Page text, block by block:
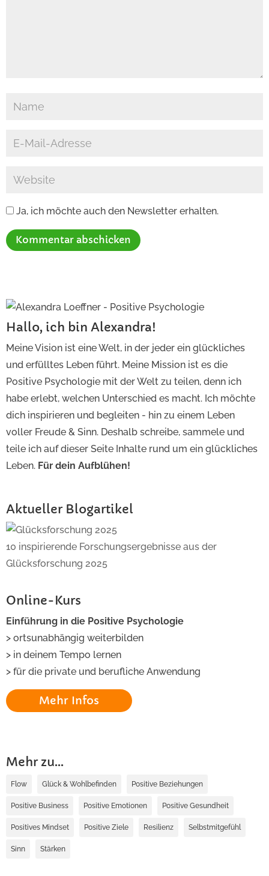
Ja, ich möchte auch den Newsletter erhalten.
Kommentar abschicken
Hallo, ich bin Alexandra!
Meine Vision ist eine Welt, in der jeder ein glückliches
und erfülltes Leben führt. Meine Mission ist es die
Positive Psychologie mit der Welt zu teilen, denn ich
habe erlebt, welchen Unterschied es macht. Ich möchte
dich inspirieren und begleiten - hin zu einem Leben
voller Freude & Sinn. Deshalb schreibe, sammele und
teile ich auf dieser Seite Inhalte rund um ein glückliches
Leben. Für dein Aufblühen!
Aktueller Blogartikel
10 inspirierende Forschungsergebnisse aus der
Glücksforschung 2025
Online-Kurs
Einführung in die Positive Psychologie
> ortsunabhängig weiterbilden
> in deinem Tempo lernen
> für die private und berufliche Anwendung
Mehr Infos
Mehr zu...
Flow Glück & Wohlbefinden Positive Beziehungen
Positive Business Positive Emotionen Positive Gesundheit
Positives Mindset Positive Ziele Resilienz Selbstmitgefühl
Sinn Stärken